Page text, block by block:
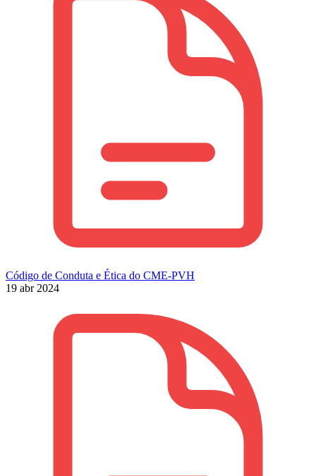
Código de Conduta e Ética do CME-PVH
19 abr 2024